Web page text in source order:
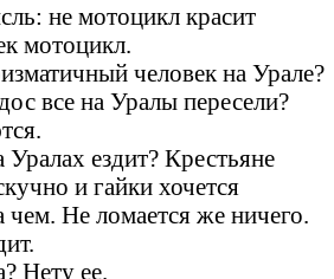
не мотоцикл красит
мотоцикл.
человек на Урале?
все на Уралы пересели?
ездит? Крестьяне
и гайки хочется
чем. Не ломается же ничего.
Нету ее.